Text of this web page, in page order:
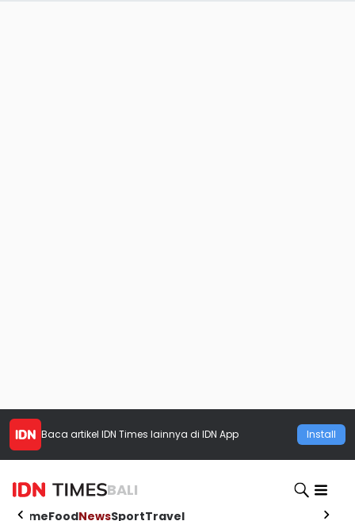
Baca artikel IDN Times lainnya di IDN App Install
BALI
HomeFoodNewsSportTravel